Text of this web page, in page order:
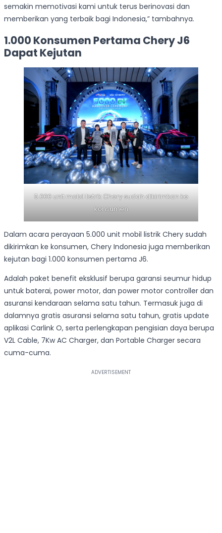
semakin memotivasi kami untuk terus berinovasi dan
memberikan yang terbaik bagi Indonesia,” tambahnya.
1.000 Konsumen Pertama Chery J6
Dapat Kejutan
5.000 unit mobil listrik Chery sudah dikirimkan ke
konsumen
Dalam acara perayaan 5.000 unit mobil listrik Chery sudah
dikirimkan ke konsumen, Chery Indonesia juga memberikan
kejutan bagi 1.000 konsumen pertama J6.
Adalah paket benefit eksklusif berupa garansi seumur hidup
untuk baterai, power motor, dan power motor controller dan
asuransi kendaraan selama satu tahun. Termasuk juga di
dalamnya gratis asuransi selama satu tahun, gratis update
aplikasi Carlink O, serta perlengkapan pengisian daya berupa
V2L Cable, 7Kw AC Charger, dan Portable Charger secara
cuma-cuma.